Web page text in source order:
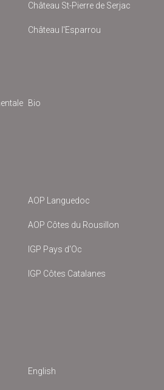
Château St-Pierre de Serjac
Château l'Esparrou
Bio
AOP Languedoc
AOP Côtes du Rousillon
IGP Pays d'Oc
IGP Côtes Catalanes
English